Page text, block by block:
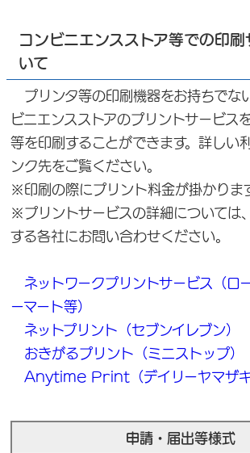
コンビニエンスストア等での印刷
いて
プリンタ等の印刷機器をお持ちでな
ビニエンスストアのプリントサービス
等を印刷することができます。詳しい
ンク先をご覧ください。
※印刷の際にプリント料金が掛かりま
※プリントサービスの詳細については
する各社にお問い合わせください。
ネットワークプリントサービス（ロ
ーマート等）
ネットプリント（セブンイレブン）
おきがるプリント（ミニストップ）
Anytime Print（デイリーヤマザキ
申請・届出等様式